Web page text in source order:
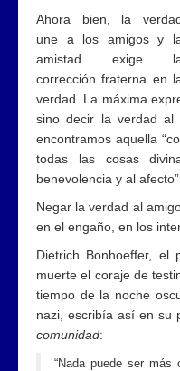
Ahora bien, la
une a los amigos y
amistad exige
corrección fraterna en
verdad. La máxima
sino decir la verdad al
encontramos aquella
todas las cosas
benevolencia y al
Negar la verdad al
en el engaño, en los
Dietrich Bonhoeffer, el
muerte el coraje de
tiempo de la noche
nazi, escribía así en su
comunidad:
“Nada puede ser más